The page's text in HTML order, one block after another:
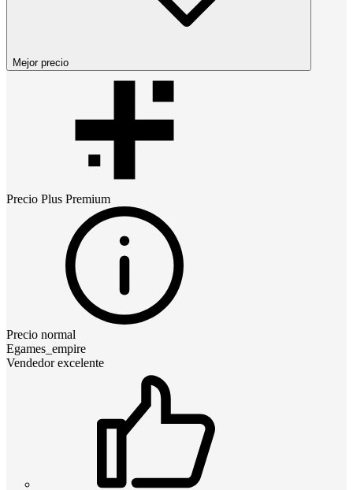
Mejor precio
Precio Plus Premium
Precio normal
Egames_empire
Vendedor excelente